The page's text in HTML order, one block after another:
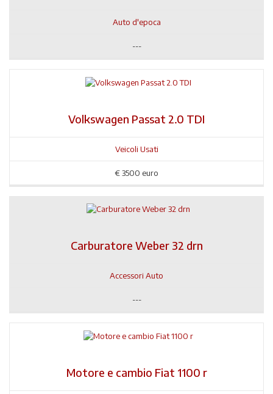
Auto d'epoca
---
Volkswagen Passat 2.0 TDI
Veicoli Usati
€3500 euro
Carburatore Weber 32 drn
Accessori Auto
---
Motore e cambio Fiat 1100 r